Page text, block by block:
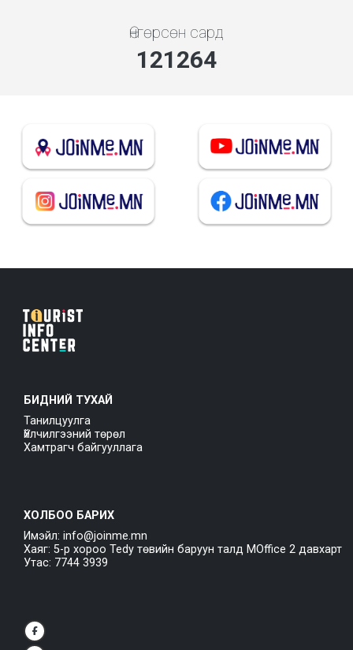
Өнгөрсөн сард
130592
БИДНИЙ ТУХАЙ
Танилцуулга
Үйлчилгээний төрөл
Хамтрагч байгууллага
ХОЛБОО БАРИХ
Имэйл: info@joinme.mn
Хаяг: 5-р хороо Tedy төвийн баруун талд MOffice 2 давхарт
Утас: 7744 3939